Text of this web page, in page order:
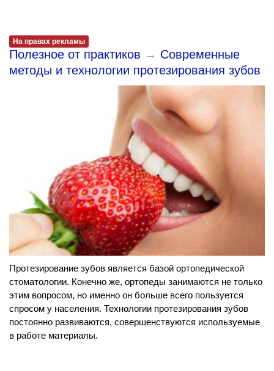
На правах рекламы
Полезное от практиков → Современные
методы и технологии протезирования зубов
Протезирование зубов является базой ортопедической
стоматологии. Конечно же, ортопеды занимаются не только
этим вопросом, но именно он больше всего пользуется
спросом у населения. Технологии протезирования зубов
постоянно развиваются, совершенствуются используемые
в работе материалы.